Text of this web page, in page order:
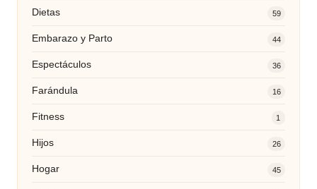
Dietas 59
Embarazo y Parto 44
Espectáculos 36
Farándula 16
Fitness 1
Hijos 26
Hogar 45